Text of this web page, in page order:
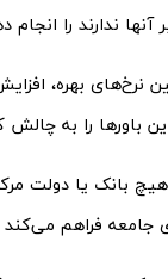
ندارند را انجام
نرخ‌‌های بهره،
باورها را به
بانک یا دولت
جامعه فراهم می‌‌کند